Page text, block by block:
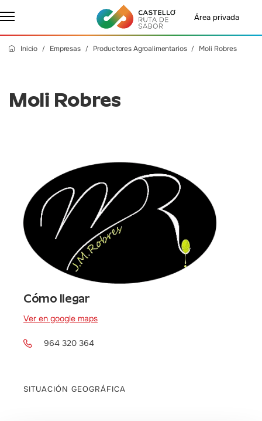
Área privada
Inicio Empresas Productores Agroalimentarios Moli Robres
Moli Robres
Cómo llegar
Ver en google maps
964 320 364
SITUACIÓN GEOGRÁFICA